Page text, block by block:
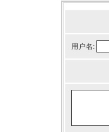
用户名: